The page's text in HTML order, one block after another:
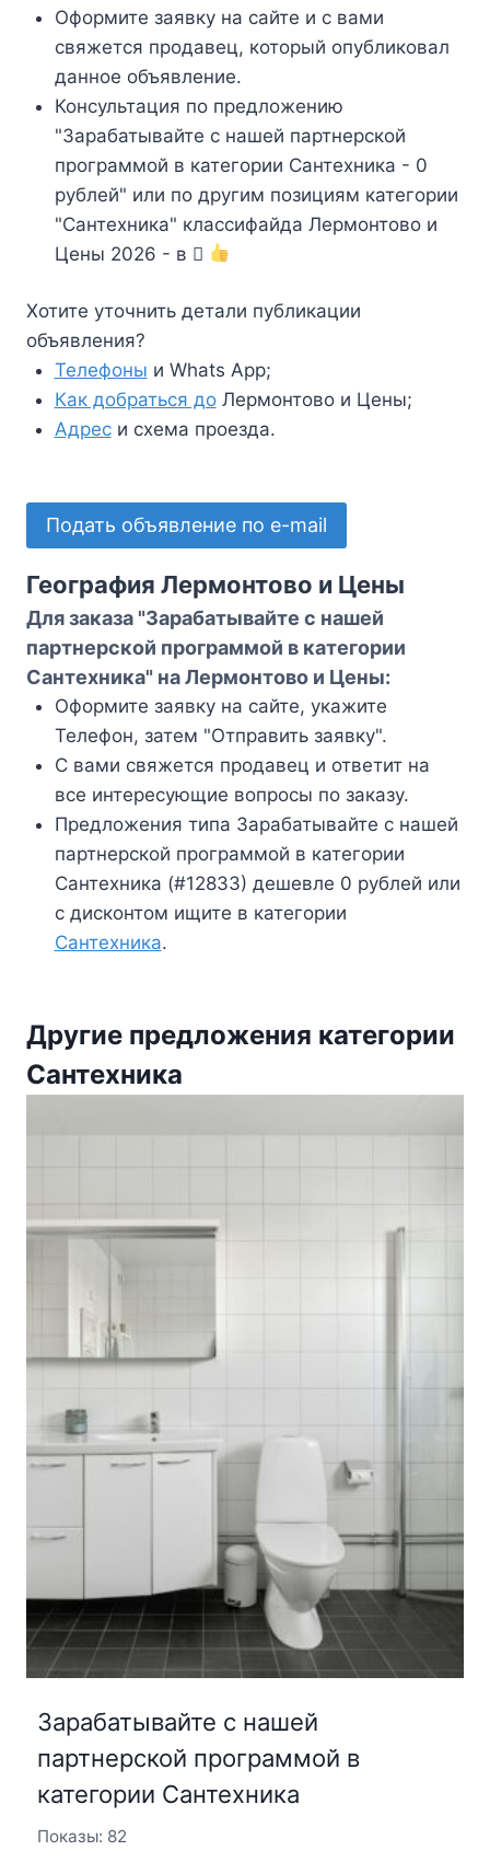
Оформите заявку на сайте и с вами
свяжется продавец, который опубликовал
данное объявление.
Консультация по предложению
"Зарабатывайте с нашей партнерской
программой в категории Сантехника - 0
рублей" или по другим позициям категории
"Сантехника" классифайда Лермонтово и
Цены 2026 - в
Хотите уточнить детали публикации
объявления?
Телефоны и Whats App;
Как добраться доЛермонтово и Цены;
Адреси схема проезда.
Подать объявление по e-mail
География Лермонтово и Цены
Для заказа "Зарабатывайте с нашей
партнерской программой в категории
Сантехника" на Лермонтово и Цены:
Оформите заявку на сайте, укажите
Телефон, затем "Отправить заявку".
С вами свяжется продавец и ответит на
все интересующие вопросы по заказу.
Предложения типа Зарабатывайте с нашей
партнерской программой в категории
Сантехника (#12833) дешевле 0 рублей или
с дисконтом ищите в категории
Сантехника.
Другие предложения категории
Сантехника
Зарабатывайте с нашей
партнерской программой в
категории Сантехника
Показы: 82